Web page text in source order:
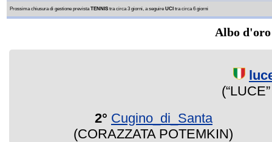
Prossima chiusura di gestione previstaTENNIStra circa 3 giorni, a seguire UCI tra circa 6 giorni
Albo
2° Cugino_di_Santa
(CORAZZATA POTEMKIN)